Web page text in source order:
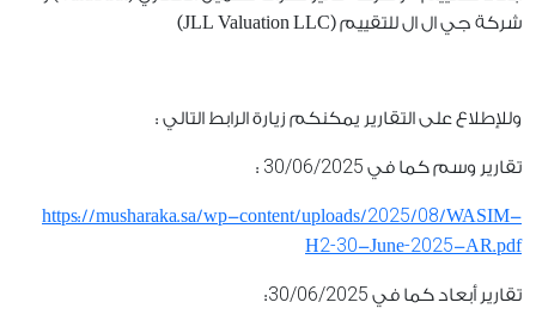
شركة جي ال ال للتقييم (JLL Valuation LLC)
وللإطلاع على التقارير يمكنكم زيارة الرابط التالي :
تقارير وسم كما في 30/06/2025
:
https://musharaka.sa/wp-content/uploads/2025/08/WASIM-
H2-30-June-2025-AR.pdf
تقارير أبعاد كما في 30/06/2025
: